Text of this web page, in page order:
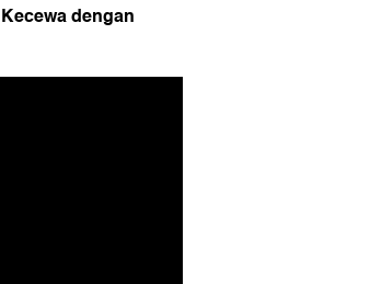
dengan